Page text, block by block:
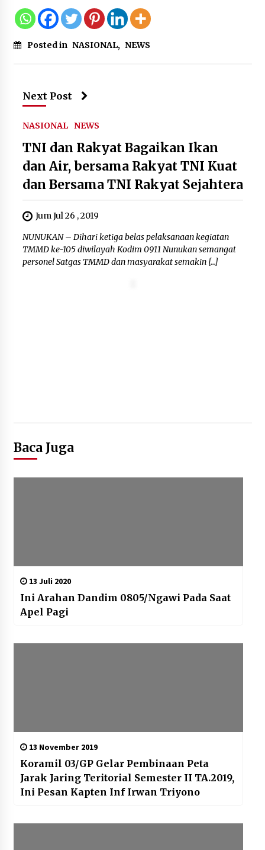
Lanjutan
6 Agustus 2026
Dikunjungi PWI, Wawan Fauzi: Peran
Media Bisa Berdampak Besar
hingga Fatal
6 Agustus 2026
Posted in NASIONAL, NEWS
Next Post
NASIONAL NEWS
TNI dan Rakyat Bagaikan Ikan
dan Air, bersama Rakyat TNI Kuat
dan Bersama TNI Rakyat Sejahtera
Jum Jul 26 , 2019
NUNUKAN – Dihari ketiga belas pelaksanaan kegiatan
TMMD ke-105 diwilayah Kodim 0911 Nunukan semangat
personel Satgas TMMD dan masyarakat semakin […]
Baca Juga
13 Juli 2020
Ini Arahan Dandim 0805/Ngawi Pada Saat
Apel Pagi
13 November 2019
Koramil 03/GP Gelar Pembinaan Peta
Jarak Jaring Teritorial Semester II TA.2019,
Ini Pesan Kapten Inf Irwan Triyono